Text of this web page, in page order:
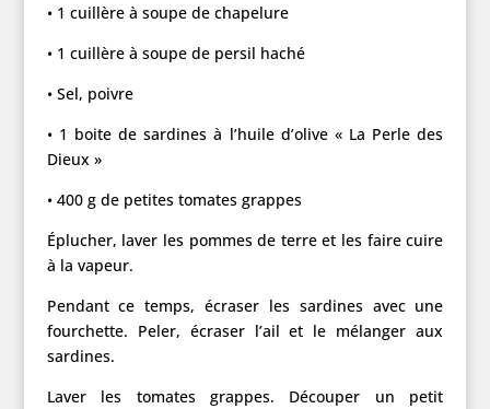
• 1 cuillère à soupe de chapelure
• 1 cuillère à soupe de persil haché
• Sel, poivre
• 1 boite de sardines à l’huile d’olive « La Perle des
Dieux »
• 400 g de petites tomates grappes
Éplucher, laver les pommes de terre et les faire cuire
à la vapeur.
Pendant ce temps, écraser les sardines avec une
fourchette. Peler, écraser l’ail et le mélanger aux
sardines.
Laver les tomates grappes. Découper un petit